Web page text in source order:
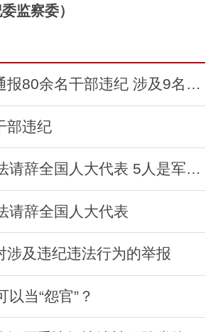
监察委）
中纪委一季度通报80余名干部违纪 涉及9名中管干部
部违纪
18人涉违纪违法请辞全国人大代表 5人是军老虎
请辞全国人大代表
涉及违纪违法行为的举报
当“怨官”？